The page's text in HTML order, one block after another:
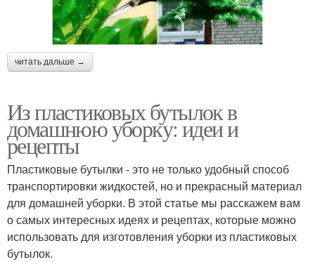
читать дальше →
Из пластиковых бутылок в
домашнюю уборку: идеи и
рецепты
Пластиковые бутылки - это не только удобный способ
транспортировки жидкостей, но и прекрасный материал
для домашней уборки. В этой статье мы расскажем вам
о самых интересных идеях и рецептах, которые можно
использовать для изготовления уборки из пластиковых
бутылок.